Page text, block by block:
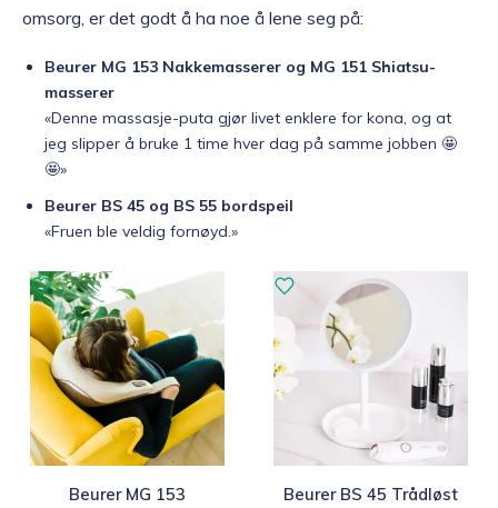
omsorg, er det godt å ha noe å lene seg på:
Beurer MG 153 Nakkemasserer og MG 151 Shiatsu-
masserer
«Denne massasje-puta gjør livet enklere for kona, og at
jeg slipper å bruke 1 time hver dag på samme jobben 🤩
🤩»
Beurer BS 45 og BS 55 bordspeil
«Fruen ble veldig fornøyd.»
Beurer MG 153
Beurer BS 45 Trådløst